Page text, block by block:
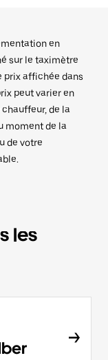
en
sur le taximètre
prix affichée dans
peut varier en
de la
moment de la
de votre
les